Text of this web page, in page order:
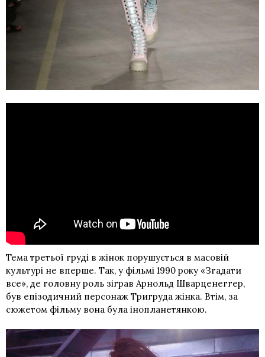
Тема третьої груді в жінок порушується в масовій
культурі не вперше. Так, у фільмі 1990 року «Згадати
все», де головну роль зіграв Арнольд Шварценеггер,
був епізодичний персонаж Тригруда жінка. Втім, за
сюжетом фільму вона була інопланетянкою.